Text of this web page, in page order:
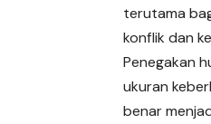
terutama
konflik dan
Penegakan
ukuran
benar